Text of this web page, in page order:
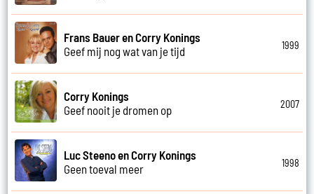
Frans Bauer en Corry Konings
Geef mij nog wat van je tijd
1999
Corry Konings
Geef nooit je dromen op
2007
Luc Steeno en Corry Konings
Geen toeval meer
1998